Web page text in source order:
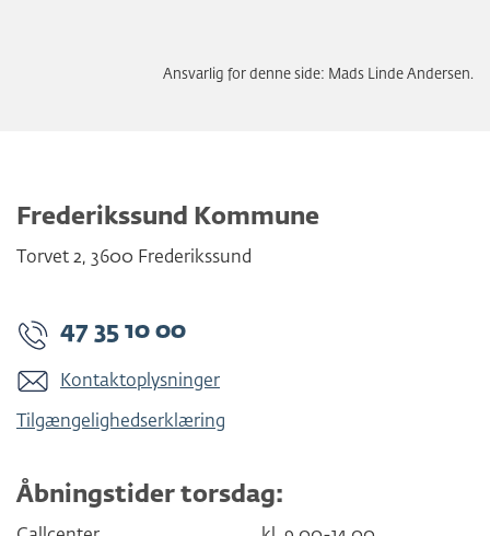
Ansvarlig for denne side: Mads Linde Andersen.
Frederikssund Kommune
Torvet 2, 3600 Frederikssund
47 35 10 00
Kontaktoplysninger
Tilgængelighedserklæring
Åbningstider torsdag: